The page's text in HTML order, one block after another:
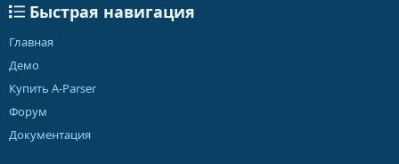
Быстрая навигация
Главная
Демо
Купить A-Parser
Форум
Документация